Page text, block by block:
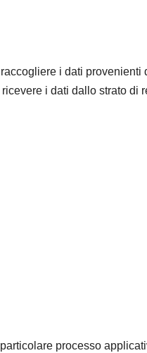
i dati provenienti
i dati dallo strato di
processo